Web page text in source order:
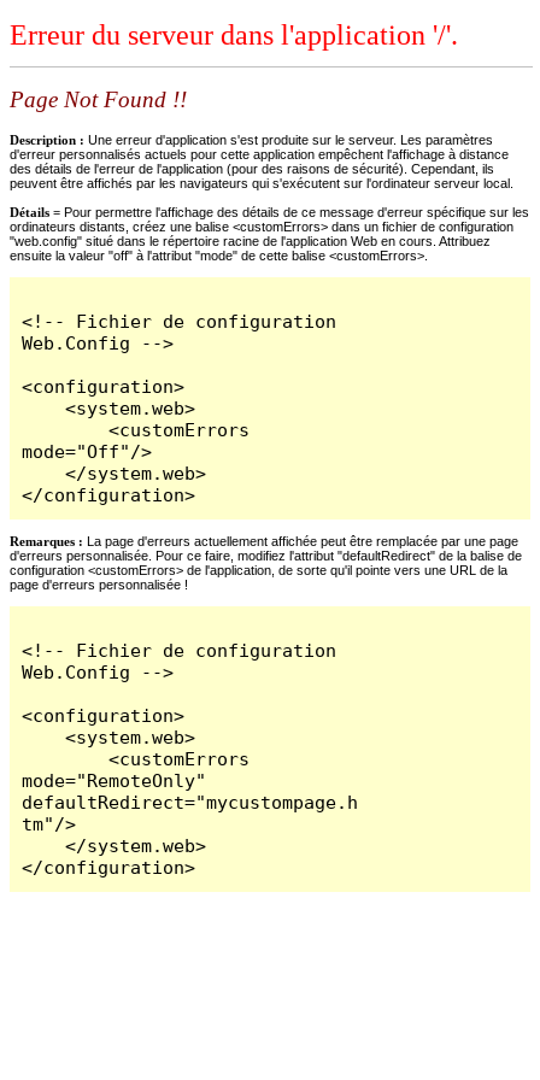
Erreur du serveur dans l'application '/'.
Page Not Found !!
Description : Une erreur d'application s'est produite sur le serveur. Les paramètres
d'erreur personnalisés actuels pour cette application empêchent l'affichage à distance
des détails de l'erreur de l'application (pour des raisons de sécurité). Cependant, ils
peuvent être affichés par les navigateurs qui s'exécutent sur l'ordinateur serveur local.
Détails = Pour permettre l'affichage des détails de ce message d'erreur spécifique sur les
ordinateurs distants, créez une balise <customErrors> dans un fichier de configuration
"web.config" situé dans le répertoire racine de l'application Web en cours. Attribuez
ensuite la valeur "off" à l'attribut "mode" de cette balise <customErrors>.
<!-- Fichier de configuration
Web.Config -->
<configuration>
    <system.web>
        <customErrors
mode="Off"/>
    </system.web>
</configuration>
Remarques : La page d'erreurs actuellement affichée peut être remplacée par une page
d'erreurs personnalisée. Pour ce faire, modifiez l'attribut "defaultRedirect" de la balise de
configuration <customErrors> de l'application, de sorte qu'il pointe vers une URL de la
page d'erreurs personnalisée !
<!-- Fichier de configuration
Web.Config -->
<configuration>
    <system.web>
        <customErrors
mode="RemoteOnly"
defaultRedirect="mycustompage.h
tm"/>
    </system.web>
</configuration>